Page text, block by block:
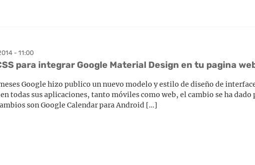
- 11:00
para integrar Google Material Design en tu pagina
Google hizo publico un nuevo modelo y estilo de diseño de
todas sus aplicaciones, tanto móviles como web, el cambio se ha dado
son Google Calendar para Android […]